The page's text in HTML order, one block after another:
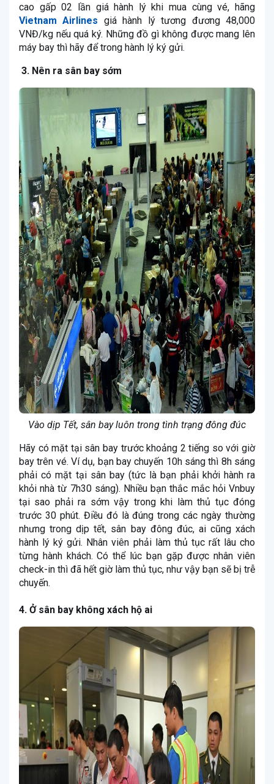
cao gấp 02 lần giá hành lý khi mua cùng vé, hãng
Vietnam Airlines giá hành lý tương đương 48,000
VNĐ/kg nếu quá ký. Những đồ gì không được mang lên
máy bay thì hãy để trong hành lý ký gửi.
3. Nên ra sân bay sớm
Vào dịp Tết, sân bay luôn trong tình trạng đông đúc
Hãy có mặt tại sân bay trước khoảng 2 tiếng so với giờ
bay trên vé. Ví dụ, bạn bay chuyến 10h sáng thì 8h sáng
phải có mặt tại sân bay (tức là bạn phải khởi hành ra
khỏi nhà từ 7h30 sáng). Nhiều bạn thắc mắc hỏi Vnbuy
tại sao phải ra sớm vậy trong khi làm thủ tục đóng
trước 30 phút. Điều đó là đúng trong các ngày thường
nhưng trong dịp tết, sân bay đông đúc, ai cũng xách
hành lý ký gửi. Nhân viên phải làm thủ tục rất lâu cho
từng hành khách. Có thể lúc bạn gặp được nhân viên
check-in thì đã hết giờ làm thủ tục, như vậy bạn sẽ bị trễ
chuyến.
4. Ở sân bay không xách hộ ai